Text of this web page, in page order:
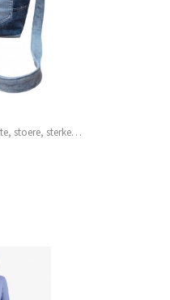
stoere, sterke…